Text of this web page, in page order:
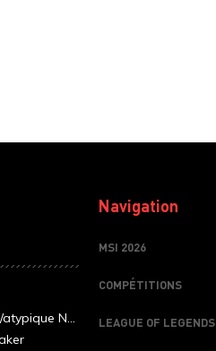
N...
Navigation
MSI 2026
COMPÉTITIONS
LEAGUE OF LEGENDS